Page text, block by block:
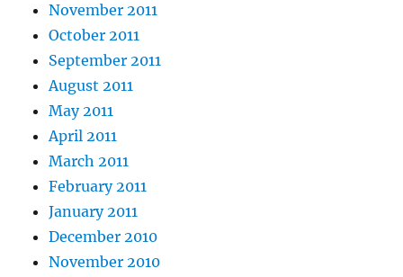
November 2011
October 2011
September 2011
August 2011
May 2011
April 2011
March 2011
February 2011
January 2011
December 2010
November 2010